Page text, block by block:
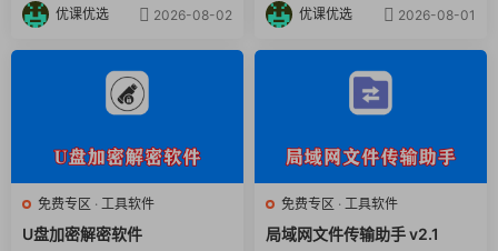
优课优选 2026-08-02 优课优选 2026-08-01
免费专区 · 工具软件
U盘加密解密软件
免费专区 · 工具软件
局域网文件传输助手 v2.1